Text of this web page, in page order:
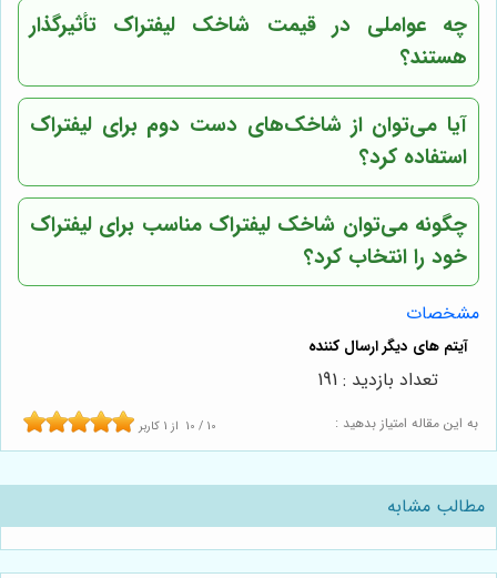
چه عواملی در قیمت شاخک لیفتراک تأثیرگذار
هستند؟
آیا می‌توان از شاخک‌های دست دوم برای لیفتراک
استفاده کرد؟
چگونه می‌توان شاخک لیفتراک مناسب برای لیفتراک
خود را انتخاب کرد؟
مشخصات
به این مقاله امتیاز بدهید : 10 / 10 از 1 کاربر
تعداد بازدید : 191
مطالب مشابه